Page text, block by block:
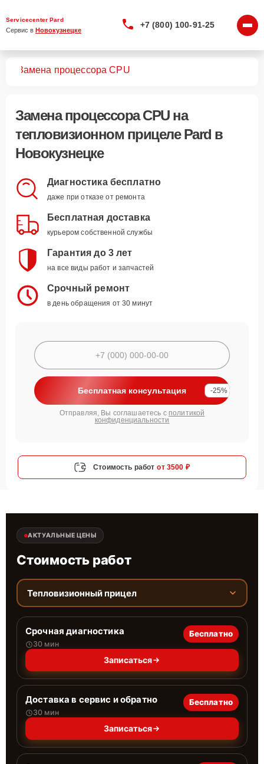
Servicecenter Pard
Сервис в Новокузнецке
+7 (800) 100-91-25
Замена процессора CPU
Замена процессора CPUна
тепловизионном прицеле Pard в
Новокузнецке
Диагностика бесплатно
даже при отказе от ремонта
Бесплатная доставка
курьером собственной службы
Гарантия до 3 лет
на все виды работ и запчастей
Срочный ремонт
в день обращения от 30 минут
Бесплатная консультация -25%
Отправляя, Вы соглашаетесь с политикой
конфиденциальности
Стоимость работ от 3500 ₽
АКТУАЛЬНЫЕ ЦЕНЫ
Стоимость работ
Тепловизионный прицел
Срочная диагностика
30 мин
Бесплатно
Записаться
Доставка в сервис и обратно
30 мин
Бесплатно
Записаться